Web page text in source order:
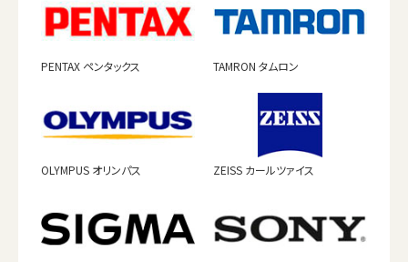
PENTAX ペンタックス TAMRON タムロン
OLYMPUS オリンパス ZEISS カールツァイス